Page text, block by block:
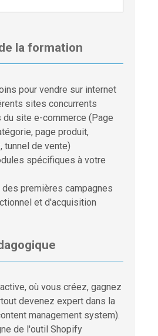
la formation
pour vendre sur internet
sites concurrents
du site e-commerce (Page
page produit,
tunnel de vente)
spécifiques à votre
premières campagnes
et d'acquisition
où vous créez, gagnez
devenez expert dans la
management system).
de l'outil Shopify